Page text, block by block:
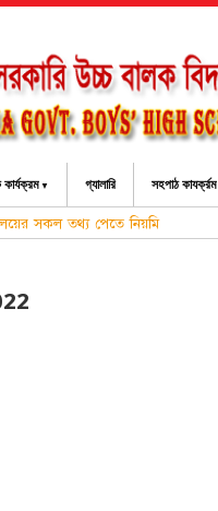
কার্যক্রম গ্যালারি সহপাঠ কাযর্ক্রম
সকল তথ্য পেতে নিয়মিত বিদ্যালয়ে